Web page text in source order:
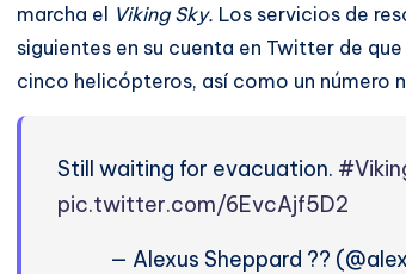
marcha el Viking Sky. Los servicios de
siguientes en su cuenta en Twitter de
cinco helicópteros, así como un número
Still waiting for evacuation.
pic.twitter.com/6EvcAjf5D2
— Alexus Sheppard ?️‍?